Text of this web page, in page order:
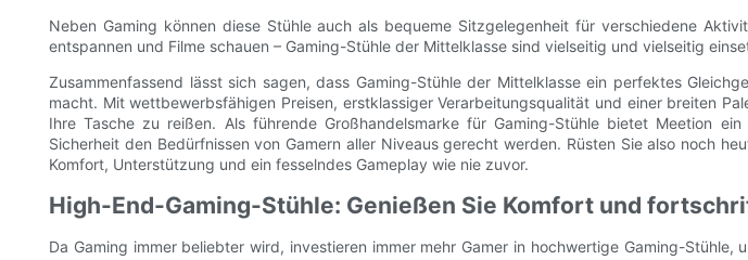
Neben Gaming können diese Stühle auch als bequeme Sitzgelegenheit für verschiedene
entspannen und Filme schauen – Gaming-Stühle der Mittelklasse sind vielseitig und vielseitig
Zusammenfassend lässt sich sagen, dass Gaming-Stühle der Mittelklasse ein perfektes
macht. Mit wettbewerbsfähigen Preisen, erstklassiger Verarbeitungsqualität und einer breiten
Ihre Tasche zu reißen. Als führende Großhandelsmarke für Gaming-Stühle bietet Meetion
Sicherheit den Bedürfnissen von Gamern aller Niveaus gerecht werden. Rüsten Sie also noch
Komfort, Unterstützung und ein fesselndes Gameplay wie nie zuvor.
High-End-Gaming-Stühle: Genießen Sie Komfort und
Da Gaming immer beliebter wird, investieren immer mehr Gamer in hochwertige Gaming-